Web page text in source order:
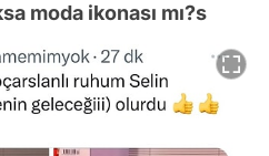
moda ikonası mı?s